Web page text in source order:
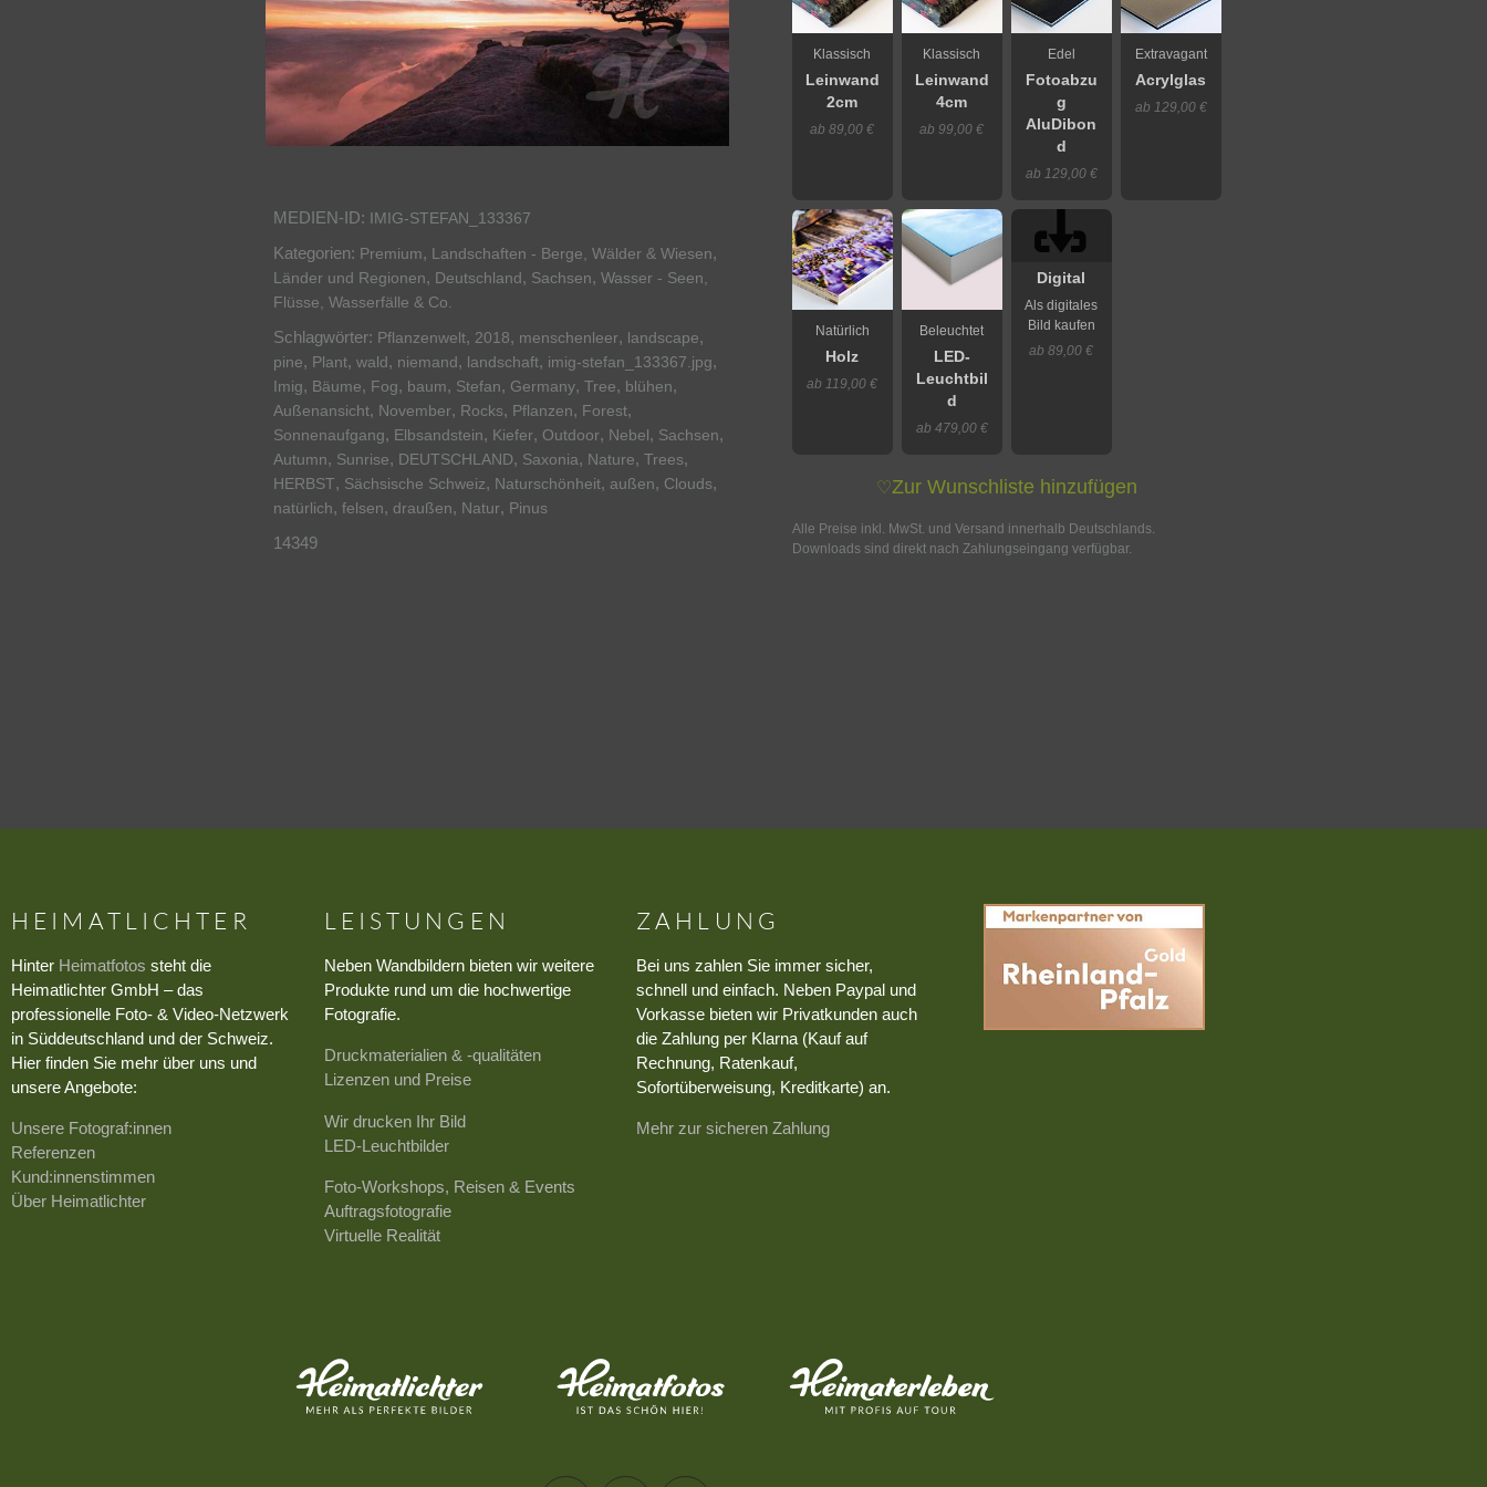
MEDIEN-ID: IMIG-STEFAN_133367
Kategorien: Premium, Landschaften - Berge, Wälder & Wiesen,
Länder und Regionen, Deutschland, Sachsen, Wasser - Seen,
Flüsse, Wasserfälle & Co.
Schlagwörter: Pflanzenwelt, 2018, menschenleer, landscape,
pine, Plant, wald, niemand, landschaft, imig-stefan_133367.jpg,
Imig, Bäume, Fog, baum, Stefan, Germany, Tree, blühen,
Außenansicht, November, Rocks, Pflanzen, Forest,
Sonnenaufgang, Elbsandstein, Kiefer, Outdoor, Nebel, Sachsen,
Autumn, Sunrise, DEUTSCHLAND, Saxonia, Nature, Trees,
HERBST, Sächsische Schweiz, Naturschönheit, außen, Clouds,
natürlich, felsen, draußen, Natur, Pinus
14349
Klassisch
Leinwand
2cm
ab 89,00 €
Klassisch
Leinwand
4cm
ab 99,00 €
Edel
Fotoabzu
g
AluDibon
d
ab 129,00 €
Extravagant
Acrylglas
ab 129,00 €
Natürlich
Holz
ab 119,00 €
Beleuchtet
LED-
Leuchtbil
d
ab 479,00 €
Digital
Als digitales
Bild kaufen
ab 89,00 €
♡Zur Wunschliste hinzufügen
Alle Preise inkl. MwSt. und Versand innerhalb Deutschlands.
Downloads sind direkt nach Zahlungseingang verfügbar.
HEIMATLICHTER
Hinter Heimatfotos steht die
Heimatlichter GmbH – das
professionelle Foto- & Video-Netzwerk
in Süddeutschland und der Schweiz.
Hier finden Sie mehr über uns und
unsere Angebote:
Unsere Fotograf:innen
Referenzen
Kund:innenstimmen
Über Heimatlichter
LEISTUNGEN
Neben Wandbildern bieten wir weitere
Produkte rund um die hochwertige
Fotografie.
Druckmaterialien & -qualitäten
Lizenzen und Preise
Wir drucken Ihr Bild
LED-Leuchtbilder
Foto-Workshops, Reisen & Events
Auftragsfotografie
Virtuelle Realität
ZAHLUNG
Bei uns zahlen Sie immer sicher,
schnell und einfach. Neben Paypal und
Vorkasse bieten wir Privatkunden auch
die Zahlung per Klarna (Kauf auf
Rechnung, Ratenkauf,
Sofortüberweisung, Kreditkarte) an.
Mehr zur sicheren Zahlung